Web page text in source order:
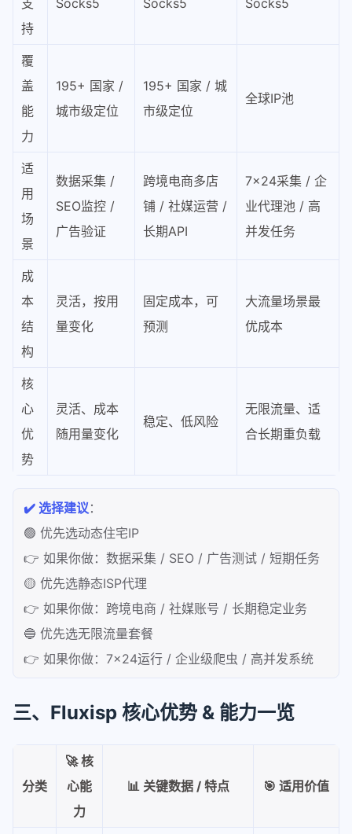
持
覆
盖
能
力
195+ 国家 /
城市级定位
195+ 国家 / 城
市级定位
全球IP池
适
用
场
景
数据采集 /
SEO监控 /
广告验证
跨境电商多店
铺 / 社媒运营 /
长期API
7×24采集 / 企
业代理池 / 高
并发任务
成
本
结
构
灵活，按用
量变化
固定成本，可
预测
大流量场景最
优成本
核
心
优
势
灵活、成本
随用量变化
稳定、低风险
无限流量、适
合长期重负载
✔️ 选择建议：
🟢 优先选动态住宅IP
👉 如果你做：数据采集 / SEO / 广告测试 / 短期任务
🟡 优先选静态ISP代理
👉 如果你做：跨境电商 / 社媒账号 / 长期稳定业务
🔵 优先选无限流量套餐
👉 如果你做：7×24运行 / 企业级爬虫 / 高并发系统
三、Fluxisp 核心优势 & 能力一览
分类
🚀 核
心能
力
📊 关键数据 / 特点 🎯 适用价值